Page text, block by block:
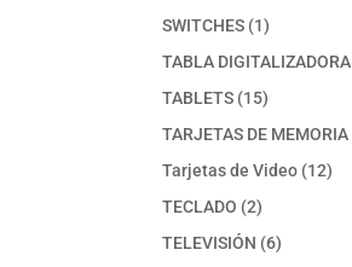
SWITCHES 11
producto
TABLA DIGITALIZADORA
TABLETS 1515
productos
TARJETAS DE MEMORIA
Tarjetas de Video 1212
TECLADO 22
productos
TELEVISIÓN 66